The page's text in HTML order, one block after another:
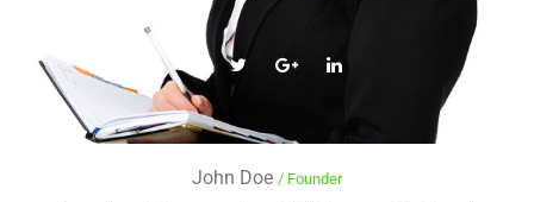
John Doe / Founder